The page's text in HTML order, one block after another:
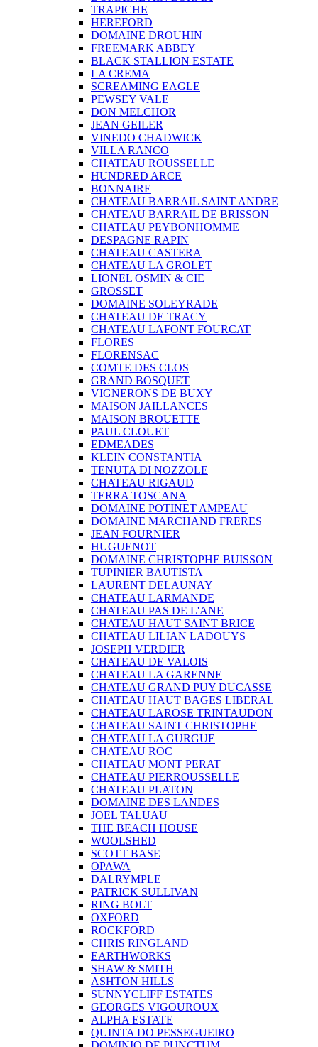
TRAPICHE
HEREFORD
DOMAINE DROUHIN
FREEMARK ABBEY
BLACK STALLION ESTATE
LA CREMA
SCREAMING EAGLE
PEWSEY VALE
DON MELCHOR
JEAN GEILER
VINEDO CHADWICK
VILLA RANCO
CHATEAU ROUSSELLE
HUNDRED ARCE
BONNAIRE
CHATEAU BARRAIL SAINT ANDRE
CHATEAU BARRAIL DE BRISSON
CHATEAU PEYBONHOMME
DESPAGNE RAPIN
CHATEAU CASTERA
CHATEAU LA GROLET
LIONEL OSMIN & CIE
GROSSET
DOMAINE SOLEYRADE
CHATEAU DE TRACY
CHATEAU LAFONT FOURCAT
FLORES
FLORENSAC
COMTE DES CLOS
GRAND BOSQUET
VIGNERONS DE BUXY
MAISON JAILLANCES
MAISON BROUETTE
PAUL CLOUET
EDMEADES
KLEIN CONSTANTIA
TENUTA DI NOZZOLE
CHATEAU RIGAUD
TERRA TOSCANA
DOMAINE POTINET AMPEAU
DOMAINE MARCHAND FRERES
JEAN FOURNIER
HUGUENOT
DOMAINE CHRISTOPHE BUISSON
TUPINIER BAUTISTA
LAURENT DELAUNAY
CHATEAU LARMANDE
CHATEAU PAS DE L'ANE
CHATEAU HAUT SAINT BRICE
CHATEAU LILIAN LADOUYS
JOSEPH VERDIER
CHATEAU DE VALOIS
CHATEAU LA GARENNE
CHATEAU GRAND PUY DUCASSE
CHATEAU HAUT BAGES LIBERAL
CHATEAU LAROSE TRINTAUDON
CHATEAU SAINT CHRISTOPHE
CHATEAU LA GURGUE
CHATEAU ROC
CHATEAU MONT PERAT
CHATEAU PIERROUSSELLE
CHATEAU PLATON
DOMAINE DES LANDES
JOEL TALUAU
THE BEACH HOUSE
WOOLSHED
SCOTT BASE
OPAWA
DALRYMPLE
PATRICK SULLIVAN
RING BOLT
OXFORD
ROCKFORD
CHRIS RINGLAND
EARTHWORKS
SHAW & SMITH
ASHTON HILLS
SUNNYCLIFF ESTATES
GEORGES VIGOUROUX
ALPHA ESTATE
QUINTA DO PESSEGUEIRO